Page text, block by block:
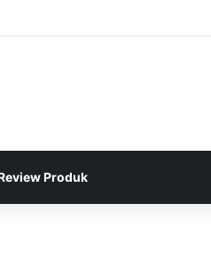
Generasi Muda di Indonesia
Produk